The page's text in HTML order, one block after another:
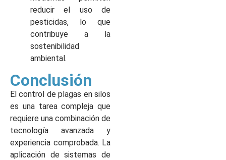
reducir el uso de
pesticidas, lo que
contribuye a la
sostenibilidad
ambiental.
Conclusión
El control de plagas en silos
es una tarea compleja que
requiere una combinación de
tecnología avanzada y
experiencia comprobada. La
aplicación de sistemas de